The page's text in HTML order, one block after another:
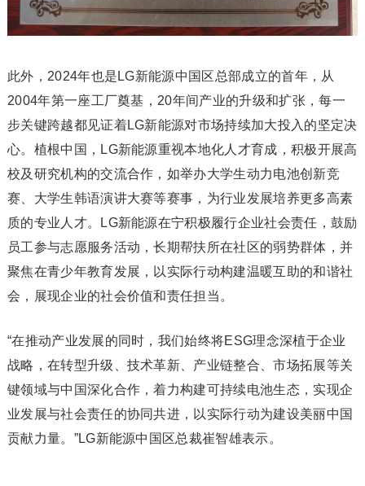
此外，2024年也是LG新能源中国区总部成立的首年，从
2004年第一座工厂奠基，20年间产业的升级和扩张，每一
步关键跨越都见证着LG新能源对市场持续加大投入的坚定决
心。植根中国，LG新能源重视本地化人才育成，积极开展高
校及研究机构的交流合作，如举办大学生动力电池创新竞
赛、大学生韩语演讲大赛等赛事，为行业发展培养更多高素
质的专业人才。LG新能源在宁积极履行企业社会责任，鼓励
员工参与志愿服务活动，长期帮扶所在社区的弱势群体，并
聚焦在青少年教育发展，以实际行动构建温暖互助的和谐社
会，展现企业的社会价值和责任担当。
“在推动产业发展的同时，我们始终将ESG理念深植于企业
战略，在转型升级、技术革新、产业链整合、市场拓展等关
键领域与中国深化合作，着力构建可持续电池生态，实现企
业发展与社会责任的协同共进，以实际行动为建设美丽中国
贡献力量。”LG新能源中国区总裁崔智雄表示。